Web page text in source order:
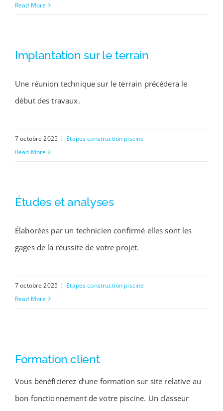
Read More
Implantation sur le terrain
Une réunion technique sur le terrain précédera le
début des travaux.
7 octobre 2025 | Etapes construction piscine
Read More
Études et analyses
Élaborées par un technicien confirmé elles sont les
gages de la réussite de votre projet.
7 octobre 2025 | Etapes construction piscine
Read More
Formation client
Vous bénéficierez d’une formation sur site relative au
bon fonctionnement de votre piscine. Un classeur